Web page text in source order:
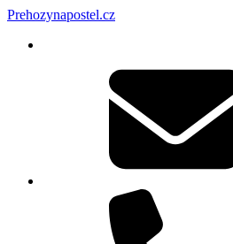
Prehozynapostel.cz